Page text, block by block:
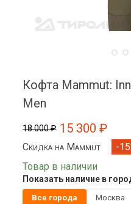
Кофта Mammut:
Men
18 000 ₽ 15 300 ₽
Скидка на Mammut -
Товар в наличии
Показать наличие в
Все города Москва